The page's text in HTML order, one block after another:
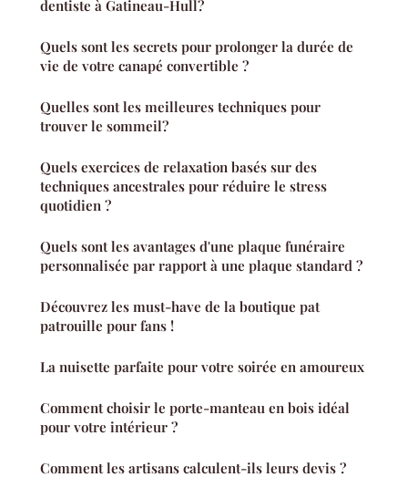
dentiste à Gatineau-Hull?
Quels sont les secrets pour prolonger la durée de
vie de votre canapé convertible ?
Quelles sont les meilleures techniques pour
trouver le sommeil?
Quels exercices de relaxation basés sur des
techniques ancestrales pour réduire le stress
quotidien ?
Quels sont les avantages d'une plaque funéraire
personnalisée par rapport à une plaque standard ?
Découvrez les must-have de la boutique pat
patrouille pour fans !
La nuisette parfaite pour votre soirée en amoureux
Comment choisir le porte-manteau en bois idéal
pour votre intérieur ?
Comment les artisans calculent-ils leurs devis ?